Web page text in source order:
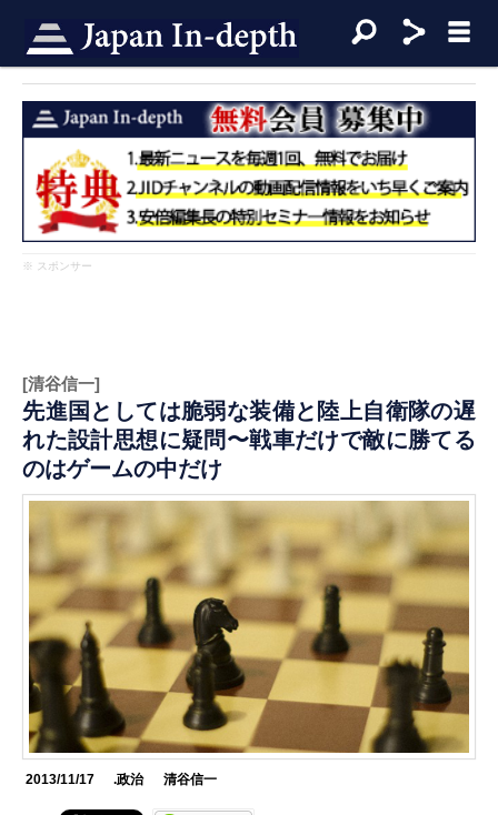
※ スポンサー
[清谷信一]
先進国としては脆弱な装備と陸上自衛隊の遅
れた設計思想に疑問〜戦車だけで敵に勝てる
のはゲームの中だけ
2013/11/17 .政治 清谷信一